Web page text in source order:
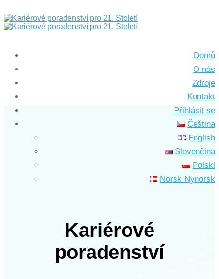
Domů
O nás
Zdroje
Kontakt
Přihlásit se
Čeština
English
Slovenčina
Polski
Norsk Nynorsk
Kariérové
poradenství